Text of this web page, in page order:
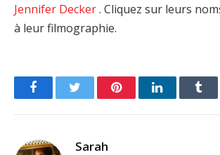
Jennifer Decker. Cliquez sur leurs
à leur filmographie.
FacebookTwitter PinterestLinkedIn
Sarah